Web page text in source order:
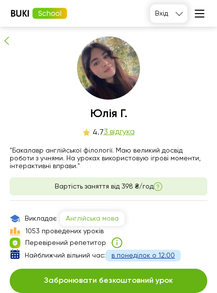
Вхід
Юлія Г. людей рекомендують
Юлія Г.
4.73 відгука
"Бакалавр англійської філології. Маю великий досвід
роботи з учнями. На уроках використовую ігрові моменти,
інтерактивні вправи."
Вартість заняття від 398 ₴/год
Викладає
Англійська мова
1053 проведених уроків
Перевірений репетитор
Найближчий вільний час:
в понеділок о 12:00
Забронювати безкоштовний урок
пт
сб
Немає
вільних
Немає
вільних
годин
вільних
годин
вільних